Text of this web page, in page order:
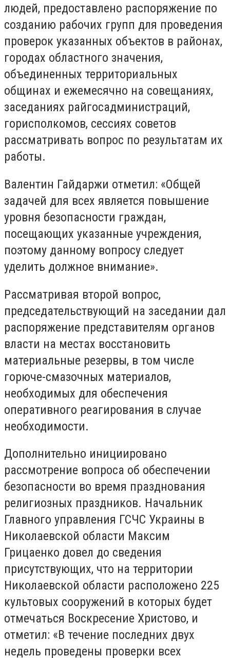
людей, предоставлено распоряжение по
созданию рабочих групп для проведения
проверок указанных объектов в районах,
городах областного значения,
объединенных территориальных
общинах и ежемесячно на совещаниях,
заседаниях райгосадминистраций,
горисполкомов, сессиях советов
рассматривать вопрос по результатам их
работы.
Валентин Гайдаржи отметил: «Общей
задачей для всех является повышение
уровня безопасности граждан,
посещающих указанные учреждения,
поэтому данному вопросу следует
уделить должное внимание».
Рассматривая второй вопрос,
председательствующий на заседании дал
распоряжение представителям органов
власти на местах восстановить
материальные резервы, в том числе
горюче-смазочных материалов,
необходимых для обеспечения
оперативного реагирования в случае
необходимости.
Дополнительно инициировано
рассмотрение вопроса об обеспечении
безопасности во время празднования
религиозных праздников. Начальник
Главного управления ГСЧС Украины в
Николаевской области Максим
Грицаенко довел до сведения
присутствующих, что на территории
Николаевской области расположено 225
культовых сооружений в которых будет
отмечаться Воскресение Христово, и
отметил: «В течение последних двух
недель проведены проверки всех